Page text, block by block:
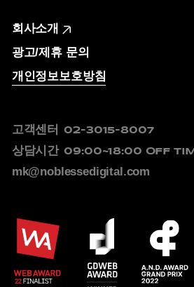
회사소개
광고/제휴 문의
개인정보보호방침
고객센터 02-3015-8007
상담시간 09:00~18:00 OFF
mk@noblessedigital.com